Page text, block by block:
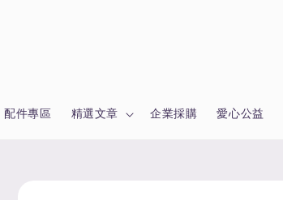
配件專區 精選文章 企業採購 愛心公益